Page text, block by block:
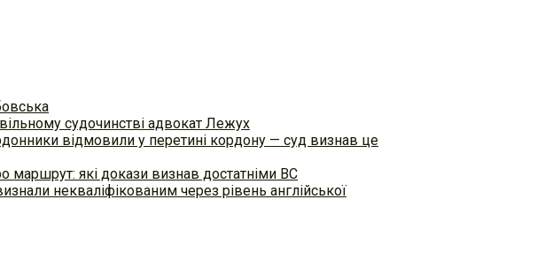
судочинстві адвокат Лежух
відмовили у перетині кордону — суд визнав це
маршрут: які докази визнав достатніми ВС
некваліфікованим через рівень англійської